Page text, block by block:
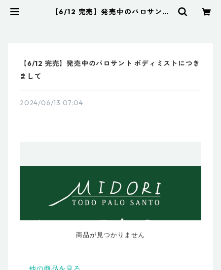
【6/12 完売】発売中のパロサント
【6/12 完売】発売中のパロサント ボディミストにつき
まして
2024/06/13 07:04